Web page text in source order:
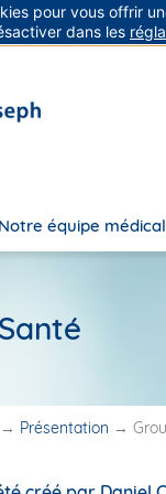
la vie
Notre équipe
→ Présentation →
pour vous offrir
dans les